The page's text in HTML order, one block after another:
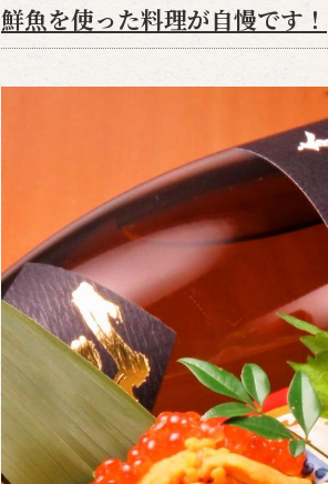
鮮魚を使った料理が自慢です！